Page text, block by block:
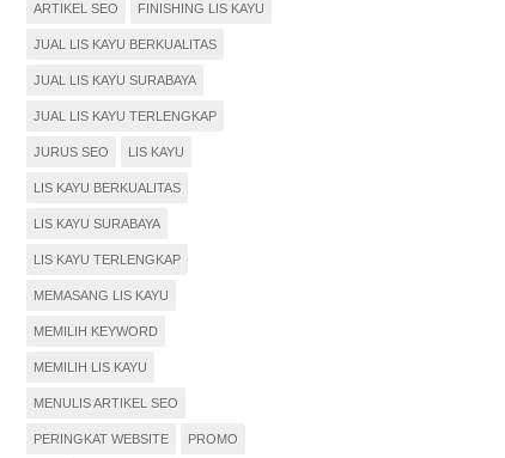
ARTIKEL SEO FINISHING LIS KAYU
JUAL LIS KAYU BERKUALITAS
JUAL LIS KAYU SURABAYA
JUAL LIS KAYU TERLENGKAP
JURUS SEO LIS KAYU
LIS KAYU BERKUALITAS
LIS KAYU SURABAYA
LIS KAYU TERLENGKAP
MEMASANG LIS KAYU
MEMILIH KEYWORD
MEMILIH LIS KAYU
MENULIS ARTIKEL SEO
PERINGKAT WEBSITE PROMO